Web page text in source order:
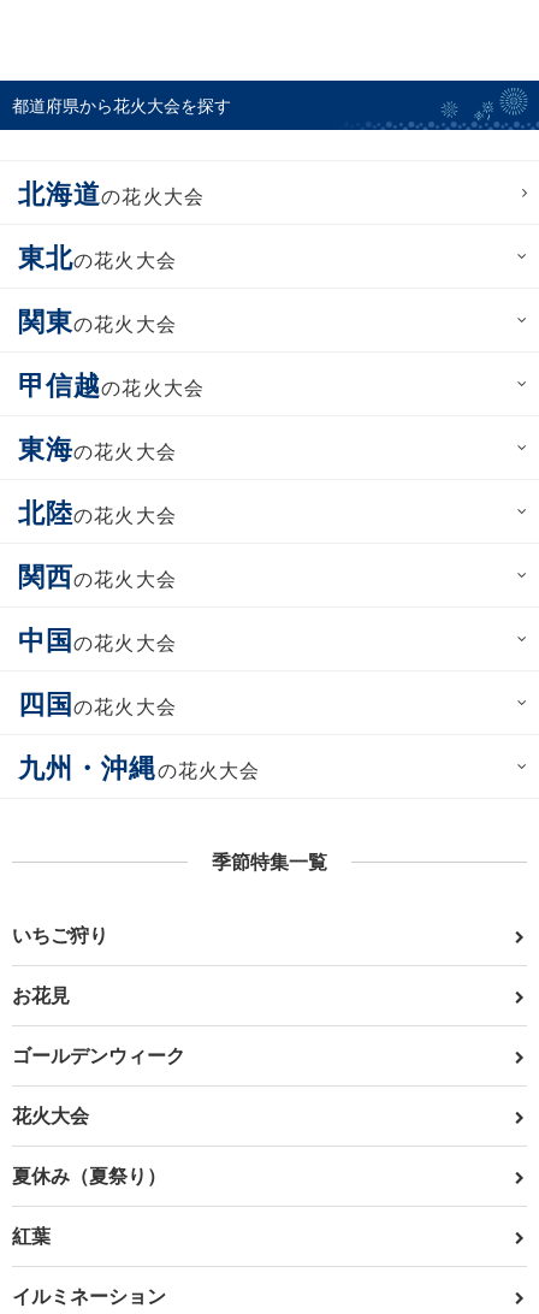
都道府県から花火大会を探す
北海道の花火大会
東北の花火大会
関東の花火大会
甲信越の花火大会
東海の花火大会
北陸の花火大会
関西の花火大会
中国の花火大会
四国の花火大会
九州・沖縄の花火大会
季節特集一覧
いちご狩り
お花見
ゴールデンウィーク
花火大会
夏休み（夏祭り）
紅葉
イルミネーション